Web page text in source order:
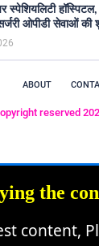
स्पेशियलिटी
सर्जरी ओपीडी सेवाओं
ABOUT
reserved
the
content,